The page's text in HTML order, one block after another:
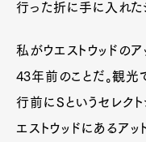
行った折に手に入れた
私がウエストウッドのア
43年前のことだ。観光
行前にSというセレク
エストウッドにあるア